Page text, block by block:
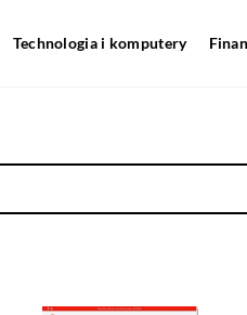
Technologia i komputery